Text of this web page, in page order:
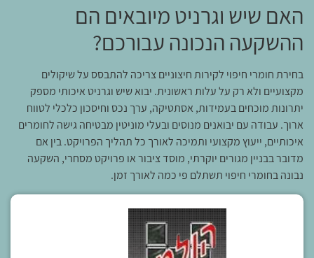
האם שיש וגרניט מיובאים הם
ההשקעה הנכונה עבורכם?
בחירת חומרי חיפוי לקירות חיצוניים צריכה להתבסס על שיקולים
מקצועיים ולא רק על עלות ראשונית. יבוא שיש וגרניט איכותי מספק
יתרונות מוכחים בעמידות, אסתטיקה, ערך נכס וחיסכון כלכלי לטווח
ארוך. עבודה עם יבואנים מנוסים ובעלי מוניטין מבטיחה גישה לחומרים
איכותיים, ייעוץ מקצועי ותמיכה לאורך כל תהליך הפרויקט. בין אם
מדובר בבניין מגורים יוקרתי, מוסד ציבור או פרויקט מסחרי, השקעה
נבונה בחומרי חיפוי תשתלם פי כמה לאורך זמן.